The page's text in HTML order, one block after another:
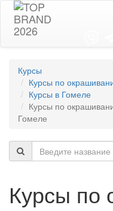
Курсы
Курсы по
Курсы в Гомеле
Курсы по
Гомеле
Курсы по